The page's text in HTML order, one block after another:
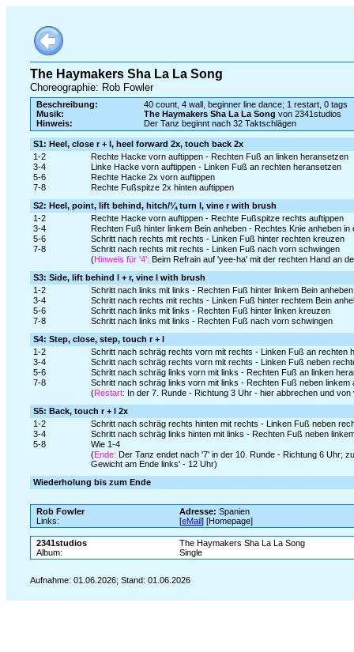
The Haymakers Sha La La Song
Choreographie: Rob Fowler
Beschreibung:
40 count, 4 wall, beginner line dance; 1 restart, 0 tags
Musik:
The Haymakers Sha La La Song von 2341studios
Hinweis:
Der Tanz beginnt nach 32 Taktschlägen
S1: Heel, close r + l, heel forward 2x, touch back 2x
1-2
Rechte Hacke vorn auftippen - Rechten Fuß an linken heransetzen
3-4
Linke Hacke vorn auftippen - Linken Fuß an rechten heransetzen
5-6
Rechte Hacke 2x vorn auftippen
7-8
Rechte Fußspitze 2x hinten auftippen
S2: Heel, point, lift behind, hitch/¼ turn l, vine r with brush
1-2
Rechte Hacke vorn auftippen - Rechte Fußspitze rechts auftippen
3-4
Rechten Fuß hinter linkem Bein anheben - Rechtes Knie anheben
5-6
Schritt nach rechts mit rechts - Linken Fuß hinter rechten kreuzen
7-8
Schritt nach rechts mit rechts - Linken Fuß nach vorn schwingen
(Hinweis für '4': Beim Refrain auf 'yee-ha' mit der rechten Hand an
S3: Side, lift behind l + r, vine l with brush
1-2
Schritt nach links mit links - Rechten Fuß hinter linkem Bein
3-4
Schritt nach rechts mit rechts - Linken Fuß hinter rechtem Bein
5-6
Schritt nach links mit links - Rechten Fuß hinter linken kreuzen
7-8
Schritt nach links mit links - Rechten Fuß nach vorn schwingen
S4: Step, close, step, touch r + l
1-2
Schritt nach schräg rechts vorn mit rechts - Linken Fuß an rechten
3-4
Schritt nach schräg rechts vorn mit rechts - Linken Fuß neben
5-6
Schritt nach schräg links vorn mit links - Rechten Fuß an linken
7-8
Schritt nach schräg links vorn mit links - Rechten Fuß neben linkem
(Restart: In der 7. Runde - Richtung 3 Uhr - hier abbrechen und von
S5: Back, touch r + l 2x
1-2
Schritt nach schräg rechts hinten mit rechts - Linken Fuß neben
3-4
Schritt nach schräg links hinten mit links - Rechten Fuß neben
5-8
Wie 1-4
(Ende: Der Tanz endet nach '7' in der 10. Runde - Richtung 6 Uhr;
Gewicht am Ende links' - 12 Uhr)
Wiederholung bis zum Ende
Rob Fowler Adresse: Spanien
Links:
[eMail] [Homepage]
2341studios
The Haymakers Sha La La Song
Album:
Single
Aufnahme: 01.06.2026; Stand: 01.06.2026